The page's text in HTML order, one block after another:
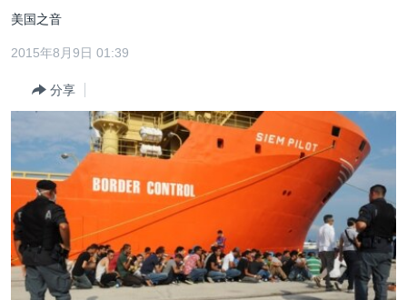
转
内
转
到
导
转
到
台湾
港澳
国际
最新国际新闻
印太
中东
非洲
美洲
经济·金融·贸易
人权·法律·宗教
科教·文娱·体健
军事
劳工
美中关系
热点专题
白宫要闻
国会报道
美中关系
VOA视频
VOA今日焦点
中文广播
美国之音
2015年8月9日 01:39
分享